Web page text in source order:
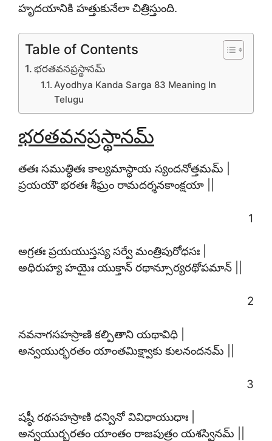
హృదయానికి హత్తుకునేలా చిత్రిస్తుంది.
Table of Contents
భరతవనప్రస్థానమ్
Ayodhya Kanda Sarga 83 Meaning In
Telugu
భరతవనప్రస్థానమ్
తతః సముత్థితః కాల్యమాస్థాయ స్యందనోత్తమమ్ |
ప్రయయౌ భరతః శీఘ్రం రామదర్శనకాంక్షయా ||
1
అగ్రతః ప్రయయుస్తస్య సర్వే మంత్రిపురోధసః |
అధిరుహ్య హయైః యుక్తాన్ రథాన్సూర్యరథోపమాన్ ||
2
నవనాగసహస్రాణి కల్పితాని యథావిధి |
అన్వయుర్భరతం యాంతమిక్ష్వాకు కులనందనమ్ ||
3
షష్ఠీ రథసహస్రాణి ధన్వినో వివిధాయుధాః |
అన్వయుర్భరతం యాంతం రాజపుత్రం యశస్వినమ్ ||